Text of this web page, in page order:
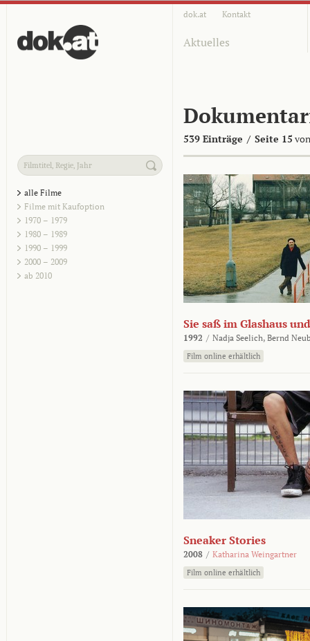
dok.at Kontakt
Aktuelles
539 Einträge / Seite 15
alle Filme
Filme mit Kaufoption
1970 – 1979
1980 – 1989
1990 – 1999
2000 – 2009
ab 2010
Sie saß im Glashaus
1992 / Nadja Seelich, Bernd
Film online erhältlich
Sneaker Stories
2008 / Katharina Weingartner
Film online erhältlich